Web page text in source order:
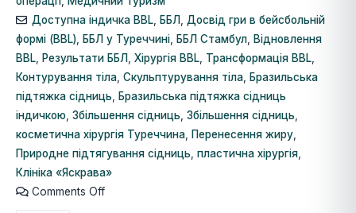
Доступна індичка BBL, ББЛ
Досвід гри в бейсбольній
формі (BBL)
ББЛ у Туреччині ББЛ Стамбул
Відновлення
BBL
Результати ББЛ Хірургія BBL Трансформація BBL
Контурування тіла Скульптурування тіла
Бразильська
підтяжка сідниць
Бразильська підтяжка сідниць
індичкою Збільшення сідниць Збільшення сідниць
косметична хірургія Туреччина
Перенесення жиру
Природне підтягування сідниць пластична хірургія
Клініка «Яскрава»
Comments Off